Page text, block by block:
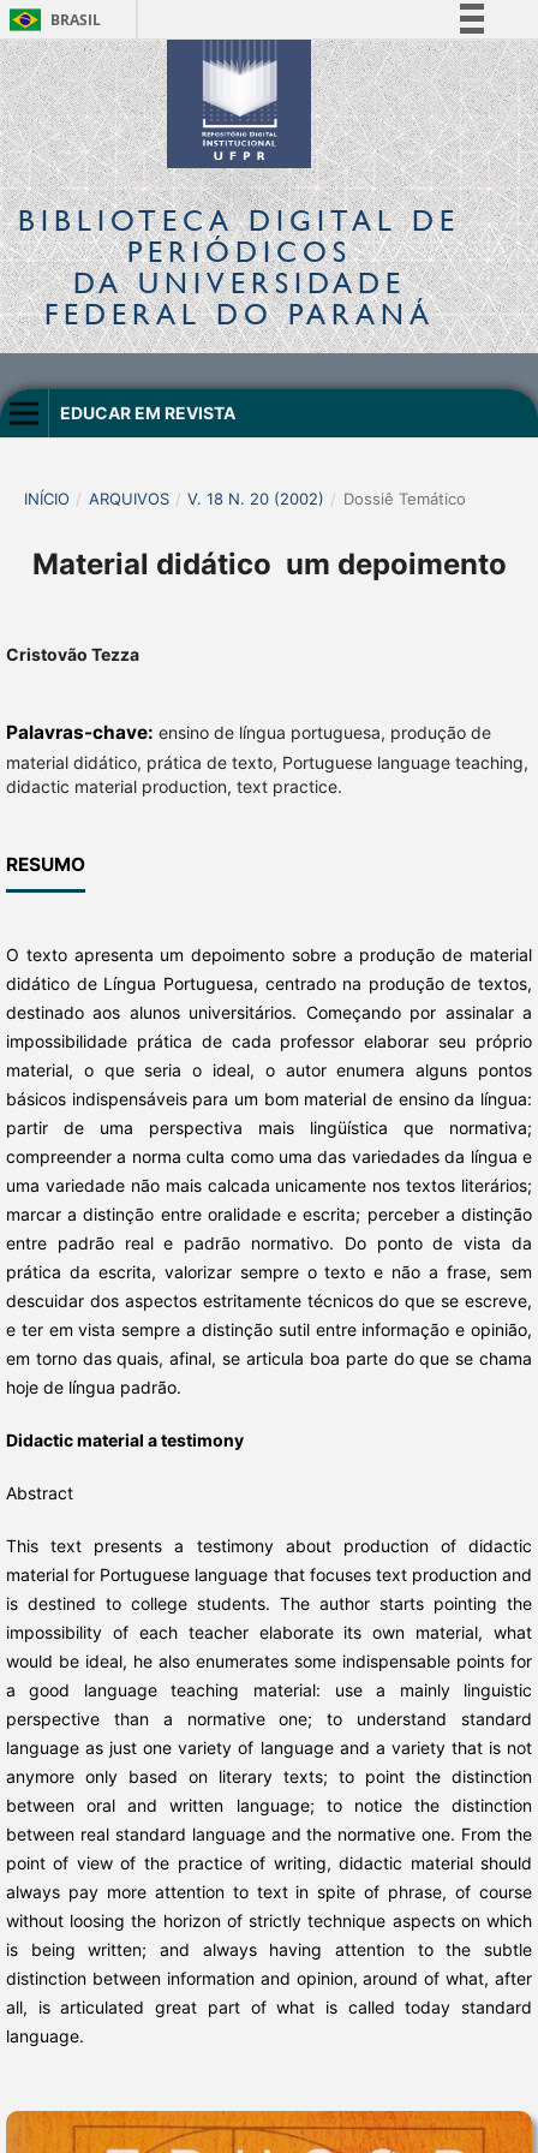
BRASIL
Simplifique!
Comunica BR
Participe
Acesso à informação
Legislação
Canais
BIBLIOTECA DIGITALDE
PERIÓDICOS
DA UNIVERSIDADE
FEDERAL DO PARANÁ
EDUCAR EM REVISTA
INÍCIO / ARQUIVOS / V. 18 N. 20 (2002) / Dossiê Temático
Material didático  um depoimento
Cristovão Tezza
Palavras-chave: ensino de língua portuguesa, produção de
material didático, prática de texto, Portuguese language teaching,
didactic material production, text practice.
RESUMO
O texto apresenta um depoimento sobre a produção de material
didático de Língua Portuguesa, centrado na produção de textos,
destinado aos alunos universitários. Começando por assinalar a
impossibilidade prática de cada professor elaborar seu próprio
material, o que seria o ideal, o autor enumera alguns pontos
básicos indispensáveis para um bom material de ensino da língua:
partir de uma perspectiva mais lingüística que normativa;
compreender a norma culta como uma das variedades da língua e
uma variedade não mais calcada unicamente nos textos literários;
marcar a distinção entre oralidade e escrita; perceber a distinção
entre padrão real e padrão normativo. Do ponto de vista da
prática da escrita, valorizar sempre o texto e não a frase, sem
descuidar dos aspectos estritamente técnicos do que se escreve,
e ter em vista sempre a distinção sutil entre informação e opinião,
em torno das quais, afinal, se articula boa parte do que se chama
hoje de língua padrão.
Didactic material a testimony
Abstract
This text presents a testimony about production of didactic
material for Portuguese language that focuses text production and
is destined to college students. The author starts pointing the
impossibility of each teacher elaborate its own material, what
would be ideal, he also enumerates some indispensable points for
a good language teaching material: use a mainly linguistic
perspective than a normative one; to understand standard
language as just one variety of language and a variety that is not
anymore only based on literary texts; to point the distinction
between oral and written language; to notice the distinction
between real standard language and the normative one. From the
point of view of the practice of writing, didactic material should
always pay more attention to text in spite of phrase, of course
without loosing the horizon of strictly technique aspects on which
is being written; and always having attention to the subtle
distinction between information and opinion, around of what, after
all, is articulated great part of what is called today standard
language.